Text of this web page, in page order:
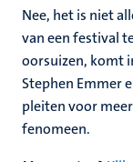
Nee, het is niet
van een festival
oorsuizen, komt
Stephen Emmer
pleiten voor
fenomeen.